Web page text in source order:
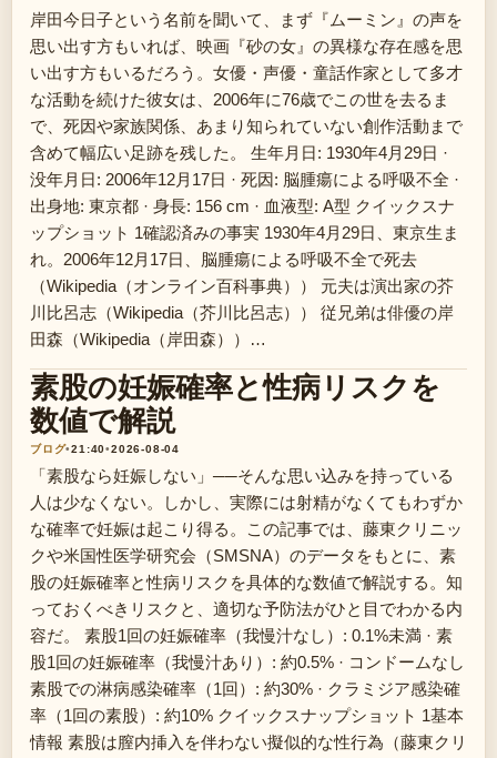
岸田今日子という名前を聞いて、まず『ムーミン』の声を
思い出す方もいれば、映画『砂の女』の異様な存在感を思
い出す方もいるだろう。女優・声優・童話作家として多才
な活動を続けた彼女は、2006年に76歳でこの世を去るま
で、死因や家族関係、あまり知られていない創作活動まで
含めて幅広い足跡を残した。 生年月日: 1930年4月29日 ·
没年月日: 2006年12月17日 · 死因: 脳腫瘍による呼吸不全 ·
出身地: 東京都 · 身長: 156 cm · 血液型: A型 クイックスナ
ップショット 1確認済みの事実 1930年4月29日、東京生ま
れ。2006年12月17日、脳腫瘍による呼吸不全で死去
（Wikipedia（オンライン百科事典）） 元夫は演出家の芥
川比呂志（Wikipedia（芥川比呂志）） 従兄弟は俳優の岸
田森（Wikipedia（岸田森））…
素股の妊娠確率と性病リスクを
数値で解説
ブログ•21:40•2026-08-04
「素股なら妊娠しない」──そんな思い込みを持っている
人は少なくない。しかし、実際には射精がなくてもわずか
な確率で妊娠は起こり得る。この記事では、藤東クリニッ
クや米国性医学研究会（SMSNA）のデータをもとに、素
股の妊娠確率と性病リスクを具体的な数値で解説する。知
っておくべきリスクと、適切な予防法がひと目でわかる内
容だ。 素股1回の妊娠確率（我慢汁なし）: 0.1%未満 · 素
股1回の妊娠確率（我慢汁あり）: 約0.5% · コンドームなし
素股での淋病感染確率（1回）: 約30% · クラミジア感染確
率（1回の素股）: 約10% クイックスナップショット 1基本
情報 素股は膣内挿入を伴わない擬似的な性行為（藤東クリ